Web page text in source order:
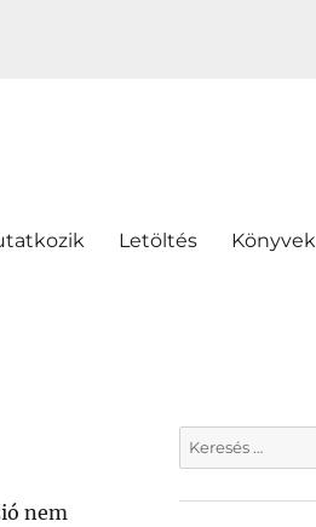
Letöltés Könyvek
nem
Keresés
a